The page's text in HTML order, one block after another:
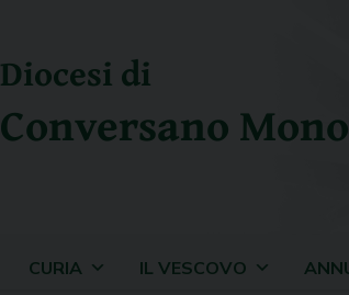
Diocesi di
Conversano
CURIA IL VESCOVO